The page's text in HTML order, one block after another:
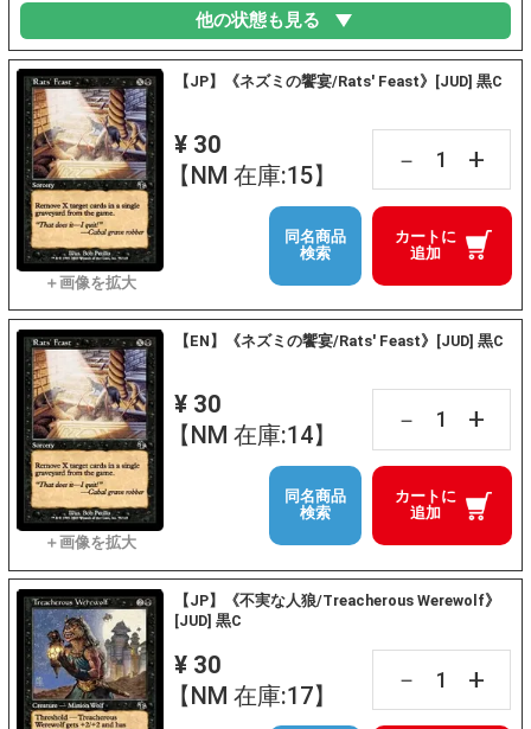
他の状態も見る
【JP】《ネズミの饗宴/Rats' Feast》[JUD] 黒C
¥ 30
【NM 在庫:15】
－ +
カートに
追加
同名商品
検索
【EN】《ネズミの饗宴/Rats' Feast》[JUD] 黒C
¥ 30
【NM 在庫:14】
－ +
カートに
追加
同名商品
検索
【JP】《不実な人狼/Treacherous Werewolf》
[JUD] 黒C
¥ 30
【NM 在庫:17】
－ +